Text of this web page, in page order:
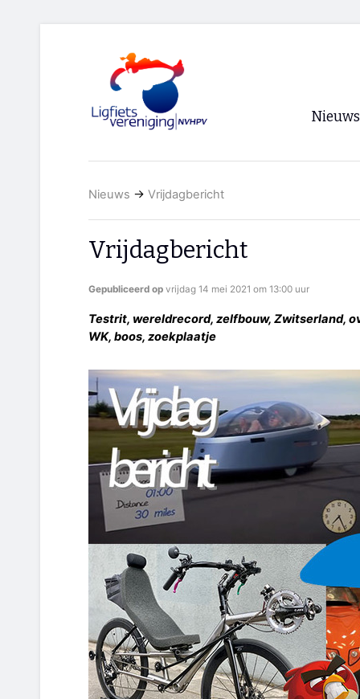
Nieuws
Nieuws → Vrijdagbericht
Vrijdagbericht
Gepubliceerd op vrijdag 14 mei 2021 om 13:00 uur
Testrit, wereldrecord, zelfbouw, Zwitserland,
WK, boos, zoekplaatje